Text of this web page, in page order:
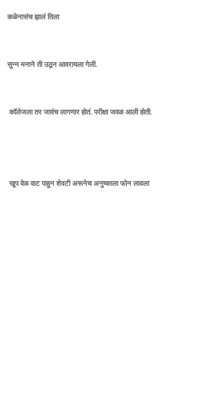
कळेनासंच झालं तिला
सुन्न मनाने ती उठून आवरायला गेली.
कॉलेजला तर जावंच लागणार होतं. परीक्षा जवळ आली होती.
खूप वेळ वाट पाहून शेवटी अरूनेच अनुष्काला फोन लावला